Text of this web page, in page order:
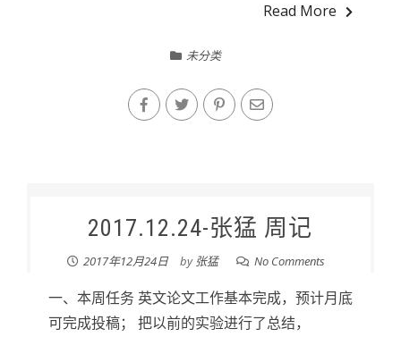
Read More
未分类
2017.12.24-张猛 周记
2017年12月24日 by 张猛 No Comments
一、本周任务 英文论文工作基本完成，预计月底
可完成投稿； 把以前的实验进行了总结，